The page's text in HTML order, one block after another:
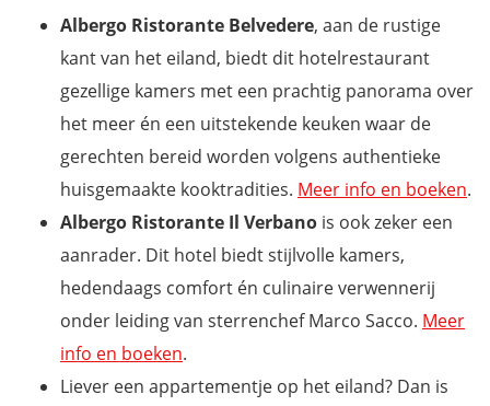
Albergo Ristorante Belvedere, aan de rustige
kant van het eiland, biedt dit hotelrestaurant
gezellige kamers met een prachtig panorama over
het meer én een uitstekende keuken waar de
gerechten bereid worden volgens authentieke
huisgemaakte kooktradities. Meer info en boeken.
Albergo Ristorante Il Verbano is ook zeker een
aanrader. Dit hotel biedt stijlvolle kamers,
hedendaags comfort én culinaire verwennerij
onder leiding van sterrenchef Marco Sacco. Meer
info en boeken.
Liever een appartementje op het eiland? Dan is